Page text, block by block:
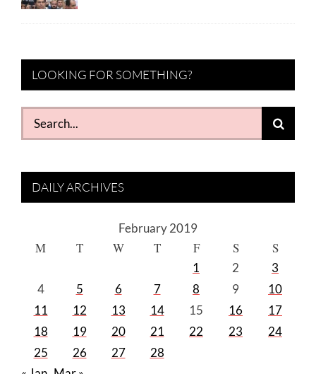
LOOKING FOR SOMETHING?
Search
for:
DAILY ARCHIVES
February 2019
M T W T F S S
1 2
3
4
5 6 7 8 9
10
11
12 13 14 15 16
17
18
19 20 21 22 23
24
25
26 27
28